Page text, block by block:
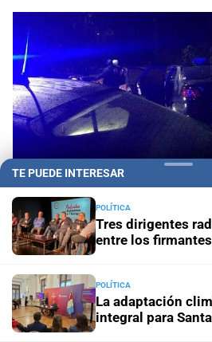
Villa Oculta Investigan la
la ciudad de Santa Fe
Hay siete heridosChocaron un
metros de La Bombonera
TE PUEDE INTERESAR
POLÍTICA
Tres dirigentes
entre los
POLÍTICA
La adaptación
integral para